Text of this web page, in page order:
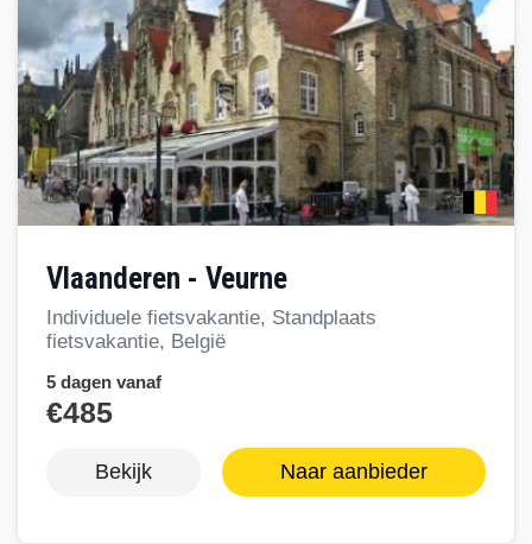
Vlaanderen - Veurne
Individuele fietsvakantie, Standplaats
fietsvakantie, België
5 dagen vanaf
€485
Bekijk Naar aanbieder